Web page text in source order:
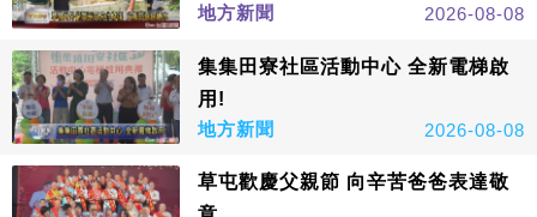
地方新聞
2026-08-08
集集田寮社區活動中心 全新電梯啟
用!
地方新聞
2026-08-08
草屯歡慶父親節 向辛苦爸爸表達敬